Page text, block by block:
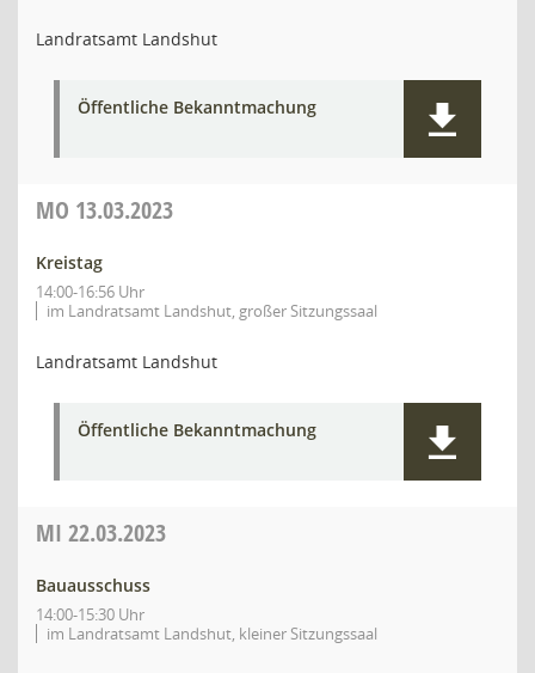
Landratsamt Landshut
Öffentliche Bekanntmachung
MO 13.03.2023
Kreistag
14:00-16:56 Uhr
im Landratsamt Landshut, großer Sitzungssaal
Landratsamt Landshut
Öffentliche Bekanntmachung
MI 22.03.2023
Bauausschuss
14:00-15:30 Uhr
im Landratsamt Landshut, kleiner Sitzungssaal